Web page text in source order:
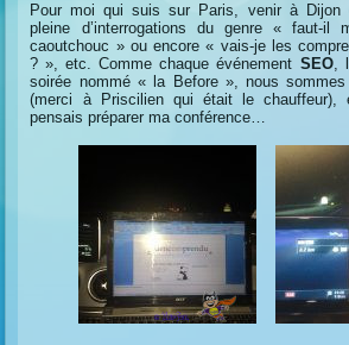
Pour moi qui suis sur Paris, venir à Dijon
pleine d’interrogations du genre « faut-il
caoutchouc » ou encore « vais-je les
? », etc. Comme chaque événement SEO,
soirée nommé « la Before », nous
(merci à Priscilien qui était le
pensais préparer ma conférence…